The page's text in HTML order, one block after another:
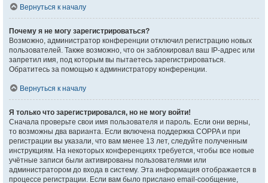
Вернуться к началу
Почему я не могу зарегистрироваться?
Возможно, администратор конференции отключил регистрацию новых
пользователей. Также возможно, что он заблокировал ваш IP-адрес или
запретил имя, под которым вы пытаетесь зарегистрироваться.
Обратитесь за помощью к администратору конференции.
Вернуться к началу
Я только что зарегистрировался, но не могу войти!
Сначала проверьте свои имя пользователя и пароль. Если они верны,
то возможны два варианта. Если включена поддержка COPPA и при
регистрации вы указали, что вам менее 13 лет, следуйте полученным
инструкциям. На некоторых конференциях требуется, чтобы все новые
учётные записи были активированы пользователями или
администратором до входа в систему. Эта информация отображается в
процессе регистрации. Если вам было прислано email-сообщение,